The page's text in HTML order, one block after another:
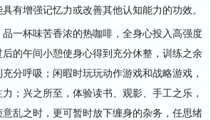
有增强记忆力或改善其他认知能力的功效。
杯味苦香浓的热咖啡，全身心投入高强度
的午间小憩使身心得到充分休整，训练之余
分呼吸；闲暇时玩玩动作游戏和战略游戏，
；兴之所至，体验读书、观影、手工之乐，
乱之时，更可暂时放下缠身的杂务，任思绪